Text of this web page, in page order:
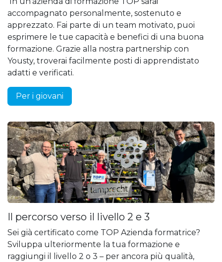
accompagnato personalmente, sostenuto e
apprezzato. Fai parte di un team motivato, puoi
esprimere le tue capacità e benefici di una buona
formazione. Grazie alla nostra partnership con
Yousty, troverai facilmente posti di apprendistato
adatti e verificati.
Per i giovani
Il percorso verso il livello 2 e 3
Sei già certificato come TOP Azienda formatrice?
Sviluppa ulteriormente la tua formazione e
raggiungi il livello 2 o 3 – per ancora più qualità,